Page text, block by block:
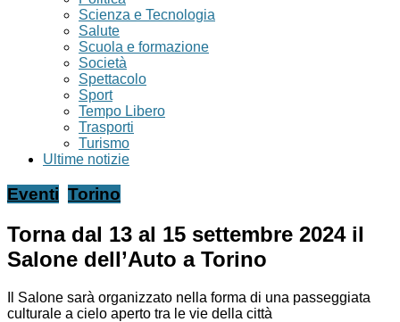
Scienza e Tecnologia
Salute
Scuola e formazione
Società
Spettacolo
Sport
Tempo Libero
Trasporti
Turismo
Ultime notizie
Eventi Torino
Torna dal 13 al 15 settembre 2024 il
Salone dell’Auto a Torino
Il Salone sarà organizzato nella forma di una passeggiata
culturale a cielo aperto tra le vie della città